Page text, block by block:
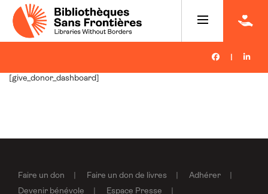
[give_donor_dashboard]
Faire un don Faire un don de livres
Adhérer
Devenir bénévole
Espace Presse